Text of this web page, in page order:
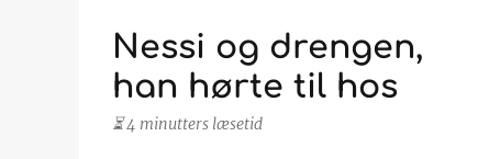
Nessi og drengen,
han hørte til hos
⏳ 4 minutters læsetid